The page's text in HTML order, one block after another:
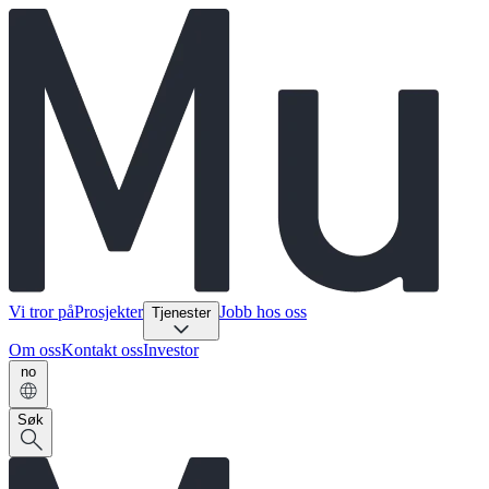
Vi tror påProsjekter Tjenester Jobb hos oss
Om ossKontakt ossInvestor
no
Søk